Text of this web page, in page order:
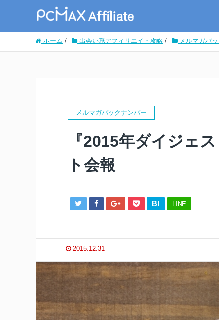
ホーム / 出会い系アフィリエイト攻略 / メルマガバ
メルマガバックナンバー
『2015年ダイジェ
ト会報
B! LINE
2015.12.31